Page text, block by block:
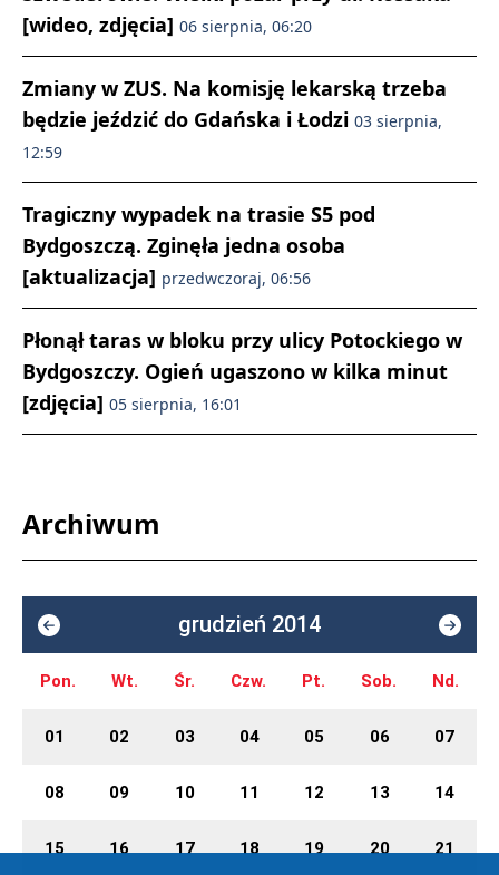
[wideo, zdjęcia] 06 sierpnia, 06:20
Zmiany w ZUS. Na komisję lekarską trzeba
będzie jeździć do Gdańska i Łodzi 03 sierpnia,
12:59
Tragiczny wypadek na trasie S5 pod
Bydgoszczą. Zginęła jedna osoba
[aktualizacja] przedwczoraj, 06:56
Płonął taras w bloku przy ulicy Potockiego w
Bydgoszczy. Ogień ugaszono w kilka minut
[zdjęcia] 05 sierpnia, 16:01
Archiwum
grudzień 2014
Pon. Wt. Śr. Czw. Pt. Sob. Nd.
01 02 03 04 05 06 07
08 09 10 11 12 13 14
15 16 17 18 19 20 21